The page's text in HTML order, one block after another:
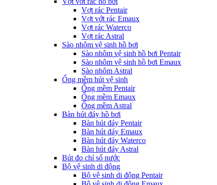
Vợt rác Pentair
Vợt vớt rác Emaux
Vợt rác Waterco
Vợt rác Astral
Sào nhôm vệ sinh hồ bơi
Sào nhôm vệ sinh hồ bơi Pentair
Sào nhôm vệ sinh hồ bơi Emaux
Sào nhôm Astral
Ống mềm hút vệ sinh
Ống mềm Pentair
Ống mềm Emaux
Ống mềm Astral
Bàn hút đáy hồ bơi
Bàn hút đáy Pentair
Bàn hút đáy Emaux
Bàn hút đáy Waterco
Bàn hút đáy Astral
Bút đo chỉ số nước
Bộ vệ sinh di động
Bộ vệ sinh di động Pentair